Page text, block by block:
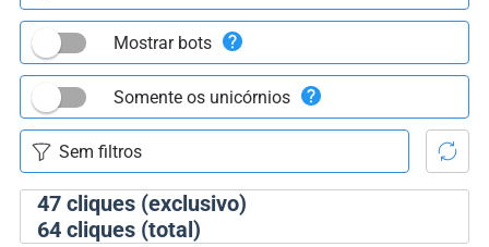
47cliques (exclusivo)
64cliques (total)
Mostrar bots
Somente os unicórnios